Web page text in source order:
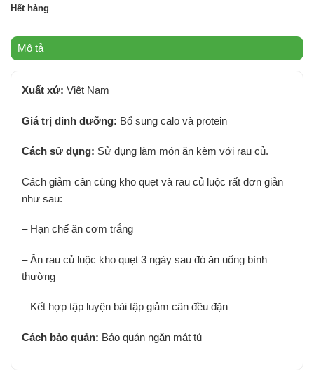
Hết hàng
Mô tả
Xuất xứ: Việt Nam
Giá trị dinh dưỡng: Bổ sung calo và protein
Cách sử dụng: Sử dụng làm món ăn kèm với rau củ.
Cách giảm cân cùng kho quẹt và rau củ luộc rất đơn giản
như sau:
– Hạn chế ăn cơm trắng
– Ăn rau củ luộc kho quẹt 3 ngày sau đó ăn uống bình
thường
– Kết hợp tập luyện bài tập giảm cân đều đặn
Cách bảo quản: Bảo quản ngăn mát tủ